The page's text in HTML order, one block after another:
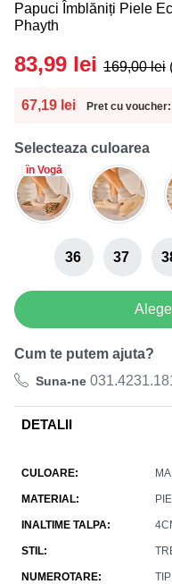
Papuci Îmblăniți Piele
Phayth
67,19 lei Pret cu
83,99 lei 169,00lei
Selecteaza culoarea
în Vogă
36 37
Cum te putem ajuta?
Suna-ne
DETALII
CULOARE
MATERIAL
INALTIME TALPA
STIL
NUMEROTARE